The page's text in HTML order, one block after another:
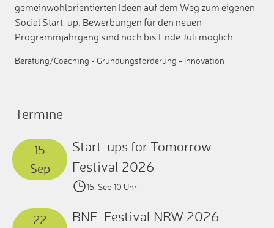
gemeinwohlorientierten Ideen auf dem Weg zum eigenen
Social Start-up. Bewerbungen für den neuen
Programmjahrgang sind noch bis Ende Juli möglich.
Beratung/Coaching - Gründungsförderung - Innovation
Termine
15
Sep
Start-ups for Tomorrow
Festival 2026
15. Sep 10 Uhr
22
BNE-Festival NRW 2026